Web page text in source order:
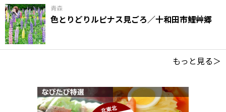
青森
色とりどりルピナス見ごろ／十和田市鯉艸郷
もっと見る＞